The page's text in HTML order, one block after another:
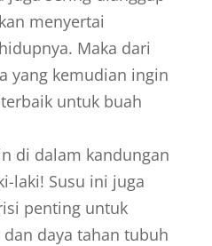
menyertai
Maka dari
yang kemudian ingin
untuk buah
di dalam kandungan
laki! Susu ini juga
penting untuk
daya tahan tubuh